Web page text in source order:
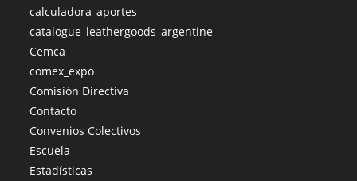
calculadora_aportes
catalogue_leathergoods_argentine
Cemca
comex_expo
Comisión Directiva
Contacto
Convenios Colectivos
Escuela
Estadísticas